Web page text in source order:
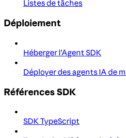
Listes de tâches
Déploiement
Héberger l'Agent SDK
Déployer des agents IA de
Références SDK
SDK TypeScript